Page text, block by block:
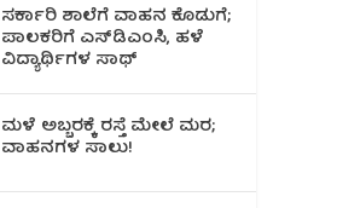
ಸರ್ಕಾರಿ ಶಾಲೆಗೆ ವಾಹನ ಕೊಡುಗೆ;
ಪಾಲಕರಿಗೆ ಎಸ್‌ಡಿಎಂಸಿ, ಹಳೆ
ವಿದ್ಯಾರ್ಥಿಗಳ ಸಾಥ್
ಮಳೆ ಅಬ್ಬರಕ್ಕೆ ರಸ್ತೆ ಮೇಲೆ ಮರ;
ವಾಹನಗಳ ಸಾಲು!